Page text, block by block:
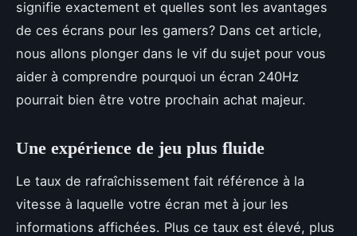
signifie exactement et quelles sont les avantages
de ces écrans pour les gamers? Dans cet article,
nous allons plonger dans le vif du sujet pour vous
aider à comprendre pourquoi un écran 240Hz
pourrait bien être votre prochain achat majeur.
Une expérience de jeu plus fluide
Le taux de rafraîchissement fait référence à la
vitesse à laquelle votre écran met à jour les
informations affichées. Plus ce taux est élevé, plus